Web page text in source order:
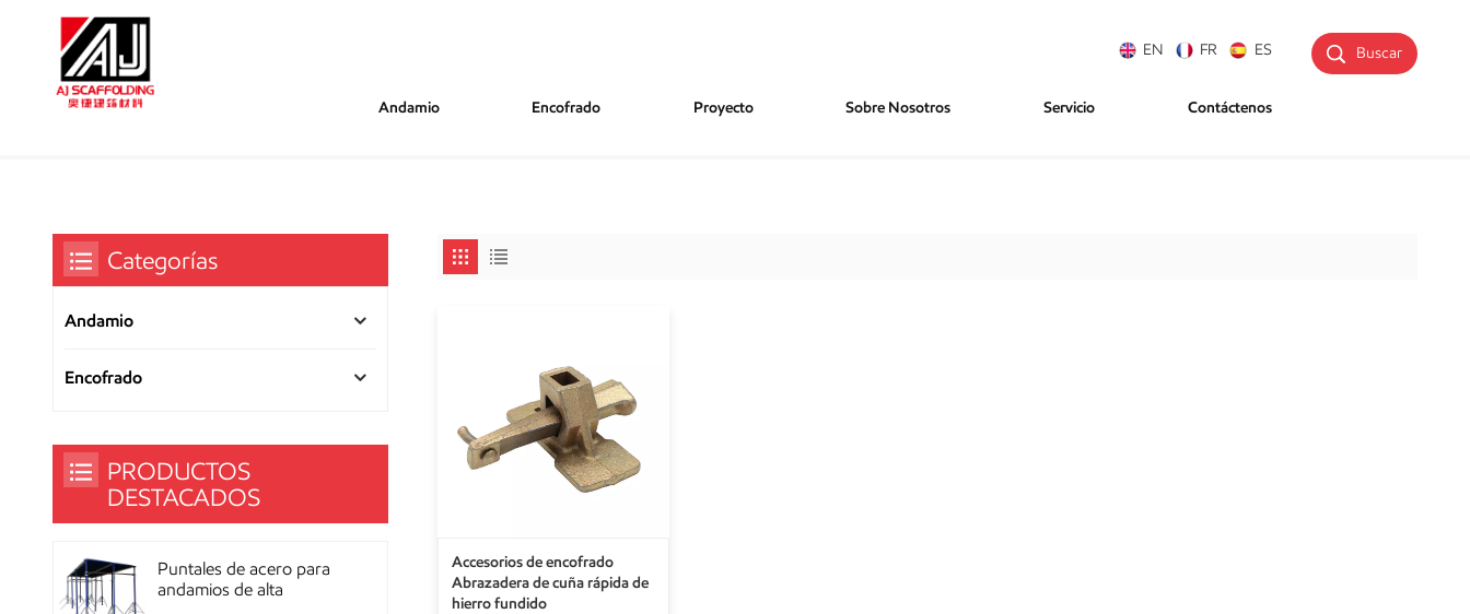
Buscar
EN FR ES
Andamio Encofrado Proyecto Sobre Nosotros Servicio Contáctenos
Accesorios de encofrado
Abrazadera de cuña rápida de
hierro fundido
Categorías
Andamio
Encofrado
PRODUCTOS
DESTACADOS
Puntales de acero para
andamios de alta